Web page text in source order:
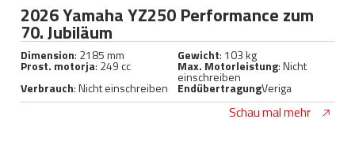
2026 Yamaha YZ250 Performance zum
70. Jubiläum
Dimension: 2185 mm Gewicht: 103 kg
Prost. motorja: 249 cc Max. Motorleistung: Nicht
einschreiben
Verbrauch: Nicht einschreiben EndübertragungVeriga
Schau mal mehr